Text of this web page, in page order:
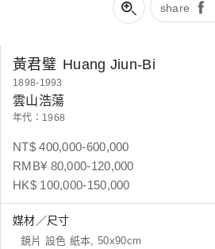
share
黃君璧 Huang Jiun-Bi
1898-1993
雲山浩蕩
年代：1968
NT$ 400,000-600,000
RMB¥ 80,000-120,000
HK$ 100,000-150,000
媒材／尺寸
鏡片 設色 紙本, 50x90cm